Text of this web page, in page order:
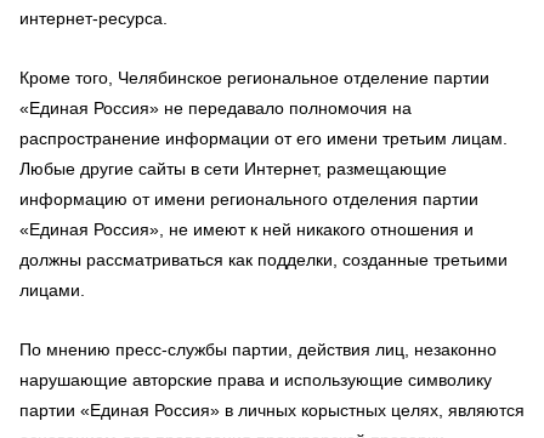
интернет-ресурса.
Кроме того, Челябинское региональное отделение партии
«Единая Россия» не передавало полномочия на
распространение информации от его имени третьим лицам.
Любые другие сайты в сети Интернет, размещающие
информацию от имени регионального отделения партии
«Единая Россия», не имеют к ней никакого отношения и
должны рассматриваться как подделки, созданные третьими
лицами.
По мнению пресс-службы партии, действия лиц, незаконно
нарушающие авторские права и использующие символику
партии «Единая Россия» в личных корыстных целях, являются